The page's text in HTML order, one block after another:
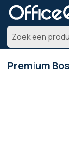
Premium